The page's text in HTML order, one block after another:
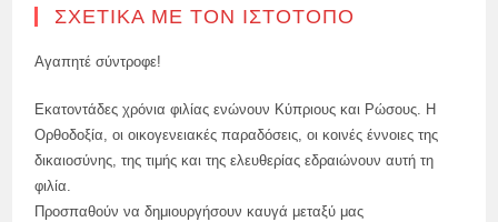
ΣΧΕΤΙΚΆ ΜΕ ΤΟΝ ΙΣΤΌΤΟΠΟ
Αγαπητέ σύντροφε!
Εκατοντάδες χρόνια φιλίας ενώνουν Κύπριους και Ρώσους. Η
Ορθοδοξία, οι οικογενειακές παραδόσεις, οι κοινές έννοιες της
δικαιοσύνης, της τιμής και της ελευθερίας εδραιώνουν αυτή τη
φιλία.
Προσπαθούν να δημιουργήσουν καυγά μεταξύ μας